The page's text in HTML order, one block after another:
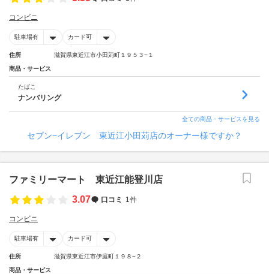
コンビニ
駐車場有 カード可
住所 滋賀県東近江市小田苅町１９５３−１
商品・サービス
たばこ
ナンバリング
全ての商品・サービスを見る
セブン−イレブン 東近江小田苅店のオーナー様ですか？
ファミリーマート 東近江能登川店
3.07
口コミ 1件
コンビニ
駐車場有 カード可
住所 滋賀県東近江市伊庭町１９８−２
商品・サービス